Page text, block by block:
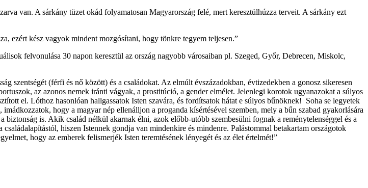
van. A sárkány tüzet okád folyamatosan Magyarország felé, mert keresztülhúzza terveit. A sárkány ezt
ezért kész vagyok mindent mozgósítani, hogy tönkre tegyem teljesen.”
felvonulása 30 napon keresztül az ország nagyobb városaiban pl. Szeged, Győr, Debrecen, Miskolc,
szentségét (férfi és nő között) és a családokat. Az elmúlt évszázadokban, évtizedekben a gonosz sikeresen
az azonos nemek iránti vágyak, a prostitúció, a gender elmélet. Jelenlegi korotok ugyanazokat a súlyos
el. Lóthoz hasonlóan hallgassatok Isten szavára, és fordítsatok hátat e súlyos bűnöknek! Soha se legyetek
hogy a magyar nép ellenálljon a proganda kísértésével szemben, mely a bűn szabad gyakorlására
is. Akik család nélkül akarnak élni, azok előbb-utóbb szembesülni fognak a reménytelenséggel és a
hiszen Istennek gondja van mindenkire és mindenre. Palástommal betakartam országotok
hogy az emberek felismerjék Isten teremtésének lényegét és az élet értelmét!”